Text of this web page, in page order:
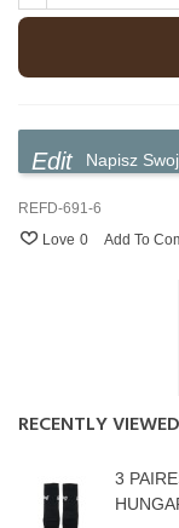
Napisz
REFD-691-6
Love 0 Add To
RECENTLY VIEWED
3